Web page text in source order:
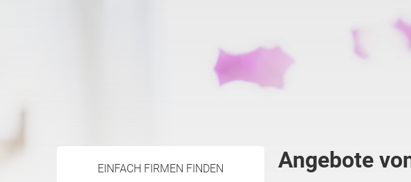
EINFACH FIRMEN FINDEN Angebote